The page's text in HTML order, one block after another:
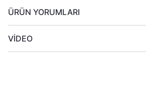
ÜRÜN YORUMLARI
VİDEO